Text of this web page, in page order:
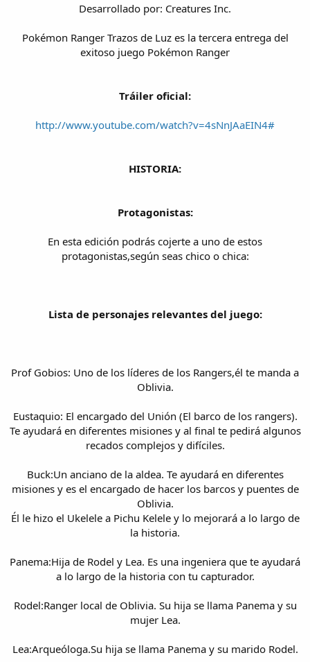
Desarrollado por: Creatures Inc.
Pokémon Ranger Trazos de Luz es la tercera entrega del
exitoso juego Pokémon Ranger
Tráiler oficial:
http://www.youtube.com/watch?v=4sNnJAaEIN4#
HISTORIA:
Protagonistas:
En esta edición podrás cojerte a uno de estos
protagonistas,según seas chico o chica:
Lista de personajes relevantes del juego:
Prof Gobios: Uno de los líderes de los Rangers,él te manda a
Oblivia.
Eustaquio: El encargado del Unión (El barco de los rangers).
Te ayudará en diferentes misiones y al final te pedirá algunos
recados complejos y difíciles.
Buck:Un anciano de la aldea. Te ayudará en diferentes
misiones y es el encargado de hacer los barcos y puentes de
Oblivia.
Él le hizo el Ukelele a Pichu Kelele y lo mejorará a lo largo de
la historia.
Panema:Hija de Rodel y Lea. Es una ingeniera que te ayudará
a lo largo de la historia con tu capturador.
Rodel:Ranger local de Oblivia. Su hija se llama Panema y su
mujer Lea.
Lea:Arqueóloga.Su hija se llama Panema y su marido Rodel.